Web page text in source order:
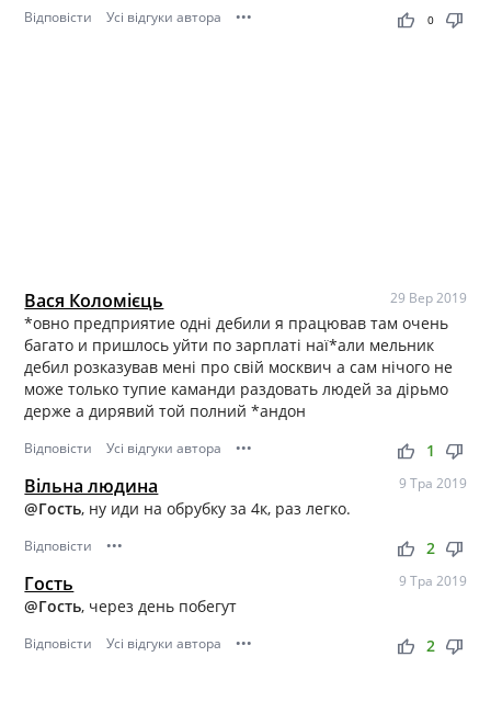
Відповісти Усі відгуки автора ••• thumb_up thumb_down
0
Вася Коломієць 29 Вер 2019
*овно предприятие одні дебили я працював там очень
багато и пришлось уйти по зарплаті наї*али мельник
дебил розказував мені про свій москвич а сам нічого не
може только тупие каманди раздовать людей за дірьмо
держе а дирявий той полний *андон
Відповісти Усі відгуки автора ••• thumb_up thumb_down
1
Вільна людина 9 Тра 2019
@Гость, ну иди на обрубку за 4к, раз легко.
Відповісти ••• thumb_up thumb_down
2
Гость 9 Тра 2019
@Гость, через день побегут
Відповісти Усі відгуки автора ••• thumb_up thumb_down
2